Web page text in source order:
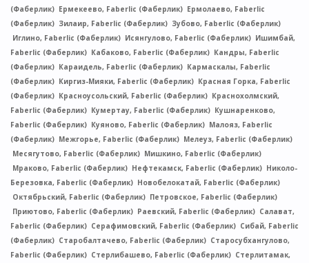
(Фаберлик) Ермекеево, Faberlic (Фаберлик) Ермолаево, Faberlic
(Фаберлик) Зилаир, Faberlic (Фаберлик) Зубово, Faberlic (Фаберлик)
Иглино, Faberlic (Фаберлик) Исянгулово, Faberlic (Фаберлик) Ишимбай,
Faberlic (Фаберлик) Кабаково, Faberlic (Фаберлик) Кандры, Faberlic
(Фаберлик) Караидель, Faberlic (Фаберлик) Кармаскалы, Faberlic
(Фаберлик) Киргиз-Мияки, Faberlic (Фаберлик) Красная Горка, Faberlic
(Фаберлик) Красноусольский, Faberlic (Фаберлик) Краснохолмский,
Faberlic (Фаберлик) Кумертау, Faberlic (Фаберлик) Кушнаренково,
Faberlic (Фаберлик) Куяново, Faberlic (Фаберлик) Малояз, Faberlic
(Фаберлик) Межгорье, Faberlic (Фаберлик) Мелеуз, Faberlic (Фаберлик)
Месягутово, Faberlic (Фаберлик) Мишкино, Faberlic (Фаберлик)
Мраково, Faberlic (Фаберлик) Нефтекамск, Faberlic (Фаберлик) Николо-
Березовка, Faberlic (Фаберлик) Новобелокатай, Faberlic (Фаберлик)
Октябрьский, Faberlic (Фаберлик) Петровское, Faberlic (Фаберлик)
Приютово, Faberlic (Фаберлик) Раевский, Faberlic (Фаберлик) Салават,
Faberlic (Фаберлик) Серафимовский, Faberlic (Фаберлик) Сибай, Faberlic
(Фаберлик) Старобалтачево, Faberlic (Фаберлик) Старосубхангулово,
Faberlic (Фаберлик) Стерлибашево, Faberlic (Фаберлик) Стерлитамак,